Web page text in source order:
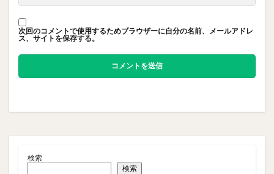
次回のコメントで使用するためブラウザーに自分の名前、メールアドレ
ス、サイトを保存する。
検索
検索